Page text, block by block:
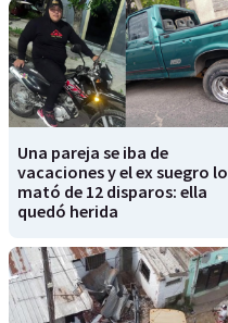
Una pareja se iba de
vacaciones y el ex suegro lo
mató de 12 disparos: ella
quedó herida